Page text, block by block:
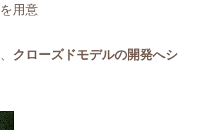
用意
クローズドモデルの開発へシ